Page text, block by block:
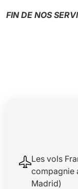
FIN DE NOS
Les vols
compagnie
Madrid)